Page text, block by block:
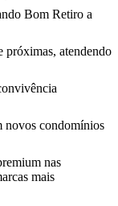
Bom Retiro a
próximas, atendendo
novos condomínios
nas
mais